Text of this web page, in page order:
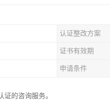
认证整改方案
证书有效期
申请条件
的咨询服务。